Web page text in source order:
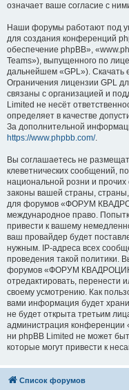
означает ваше согласие с
Наши форумы работают под
для создания конференций
обеспечение phpBB»,
Teams»), выпущенного по
дальнейшем «GPL»). Скачать
Ограничения лицензии GPL
связаны с организацией и
Limited не несёт
определяет в качестве
За дополнительной
https://www.phpbb.com/.
Вы соглашаетесь не
клеветнических сообщений,
национальной розни и
законы вашей страны, страны,
для форумов «ФОРУМ
международное право.
привести к вашему
ваш провайдер будет
нужным. IP-адреса всех
проведения такой политики.
форумов «ФОРУМ
отредактировать, перенести
своему усмотрению. Как
вами информация будет
не будет открыта третьим
администрация
ни phpBB Limited не может
которые могут привести к
Список форумов